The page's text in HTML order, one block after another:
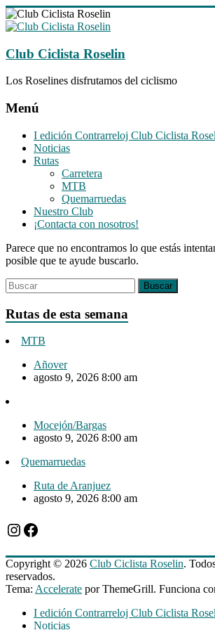
Saltar
al
Club Ciclista Roselin
Los Roselines disfrutamos del ciclismo
Menú
I edición Contrarreloj Club Ciclista
Noticias
Rutas
Carretera
MTB
Quemarruedas
Nuestro Club
¡Contacta con nosotros!
Parece que no encontramos lo que estás
posible que te ayude buscarlo.
Rutas de esta semana
MTB
Añover
agosto 9, 2026 8:00 am
Mocejón/Bargas
agosto 9, 2026 8:00 am
Quemarruedas
Ruta de Aranjuez
agosto 9, 2026 8:00 am
Instagram
Facebook
Copyright © 2026 Club Ciclista Roselin.
reservados.
Tema: Accelerate por ThemeGrill. Funciona
I edición Contrarreloj Club Ciclista
Noticias